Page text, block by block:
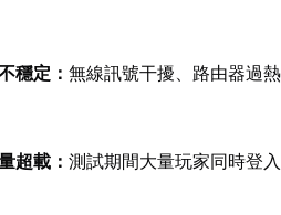
穩定：無線訊號干擾、路由器過
超載：測試期間大量玩家同時登